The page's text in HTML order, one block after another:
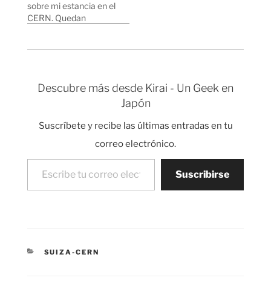
descubrimientos…
sobre mi estancia en el
CERN. Quedan
cosas y por supuesto
de partículas. Todo…
Descubre más desde Kirai - Un Geek en
Japón
Suscríbete y recibe las últimas entradas en tu
correo electrónico.
Escribe tu correo electrónico…
Suscribirse
CATEGORÍAS
SUIZA-CERN